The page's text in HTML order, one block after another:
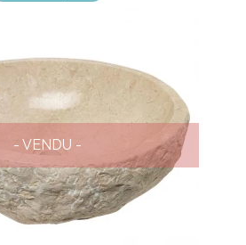
- VENDU -